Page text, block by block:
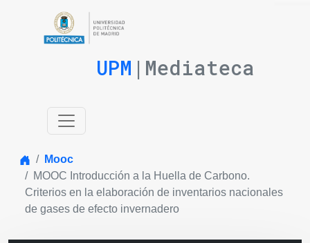
UPM |Mediateca
InicioMooc
MOOC Introducción a la Huella de Carbono.
Criterios en la elaboración de inventarios nacionales
de gases de efecto invernadero